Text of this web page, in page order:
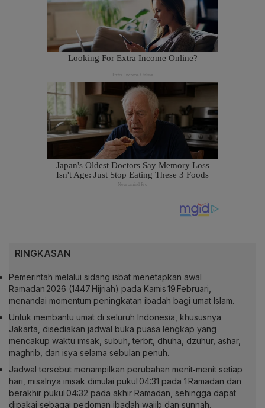
RINGKASAN
Pemerintah melalui sidang isbat menetapkan awal
Ramadan 2026 (1447 Hijriah) pada Kamis 19 Februari,
menandai momentum peningkatan ibadah bagi umat Islam.
Untuk membantu umat di seluruh Indonesia, khususnya
Jakarta, disediakan jadwal buka puasa lengkap yang
mencakup waktu imsak, subuh, terbit, dhuha, dzuhur, ashar,
maghrib, dan isya selama sebulan penuh.
Jadwal tersebut menampilkan perubahan menit‑menit setiap
hari, misalnya imsak dimulai pukul 04:31 pada 1 Ramadan dan
berakhir pukul 04:32 pada akhir Ramadan, sehingga dapat
dipakai sebagai pedoman ibadah wajib dan sunnah.